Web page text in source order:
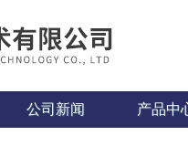
公司新闻 产品中